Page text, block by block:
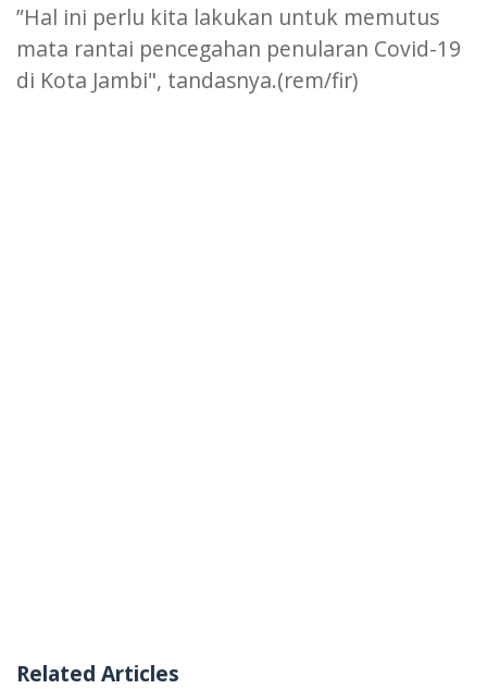
”Hal ini perlu kita lakukan untuk memutus
mata rantai pencegahan penularan Covid-19
di Kota Jambi", tandasnya.(rem/fir)
Related Articles